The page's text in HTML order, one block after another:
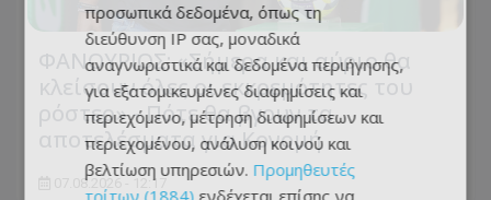
ΦΑΝΟΥΡΙΟΣ: «Σήμερα και αύριο θα
κλείσουν όλες οι εκκρεμότητες του
ρόστερ» - Πότε θα βγουν τα
αποτελέσματα για Κονομή
07.08.2026 - 12:17
προσωπικά δεδομένα, όπως τη
διεύθυνση IP σας, μοναδικά
αναγνωριστικά και δεδομένα περιήγησης,
για εξατομικευμένες διαφημίσεις και
περιεχόμενο, μέτρηση διαφημίσεων και
περιεχομένου, ανάλυση κοινού και
βελτίωση υπηρεσιών. Προμηθευτές
τρίτων (1884) ενδέχεται επίσης να